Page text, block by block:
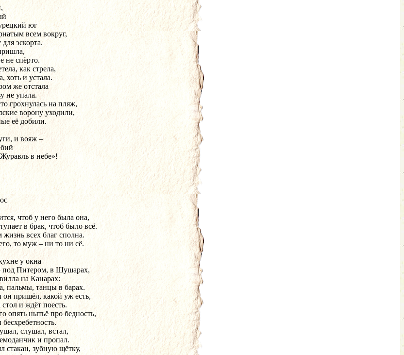
юг
всем вокруг,
эскорта.
не спёрто.
как стрела,
хоть и устала.
же отстала
не упала.
грохнулась на пляж,
ворону уходили,
её добили.
и вояж –
в небе»!
чтоб у него была она,
в брак, чтоб было всё.
всех благ сполна.
то муж – ни то ни сё.
у окна
под Питером, в Шушарах,
на Канарах:
пальмы, танцы в барах.
он пришёл, какой уж есть,
и ждёт поесть.
опять нытьё про бедность,
слушал, встал,
и пропал.
стакан, зубную щётку,